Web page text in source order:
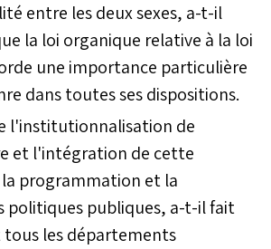
entre les deux sexes, a-t-il
la loi organique relative à la loi
une importance particulière
dans toutes ses dispositions.
l'institutionnalisation de
et l'intégration de cette
programmation et la
politiques publiques, a-t-il fait
les départements